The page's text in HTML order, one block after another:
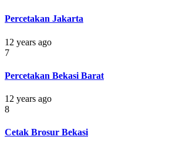
Percetakan Jakarta
12 years ago
7
Percetakan Bekasi Barat
12 years ago
8
Cetak Brosur Bekasi